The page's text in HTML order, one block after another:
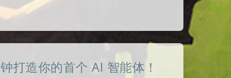
打造你的首个 AI 智能体！